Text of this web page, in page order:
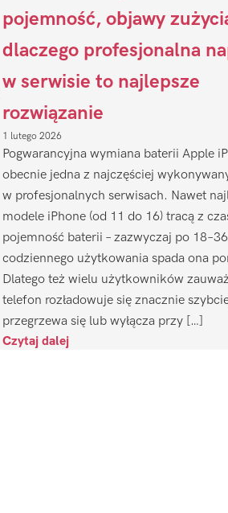
pojemność, objawy
dlaczego profesjonalna
w serwisie to najlepsze
rozwiązanie
1 lutego 2026
Pogwarancyjna wymiana baterii Apple
obecnie jedna z najczęściej
w profesjonalnych serwisach. Nawet
modele iPhone (od 11 do 16) tracą z
pojemność baterii – zazwyczaj po
codziennego użytkowania spada ona
Dlatego też wielu użytkowników
telefon rozładowuje się znacznie
przegrzewa się lub wyłącza przy […]
Czytaj dalej